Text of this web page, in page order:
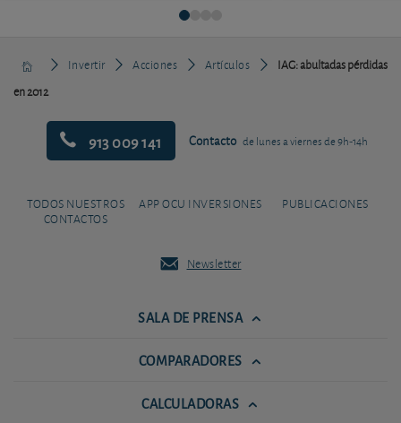
Invertir Acciones Artículos
IAG: abultadas pérdidas
en 2012
913 009 141 Contacto de lunes a viernes de 9h-14h
TODOS NUESTROS
CONTACTOS
APP OCU INVERSIONES PUBLICACIONES
Newsletter
SALA DE PRENSA
COMPARADORES
CALCULADORAS